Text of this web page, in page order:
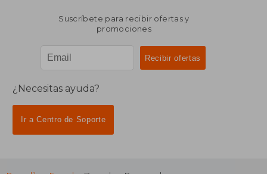
Suscríbete para recibir ofertas y
promociones
¿Necesitas ayuda?
Ir a Centro de Soporte